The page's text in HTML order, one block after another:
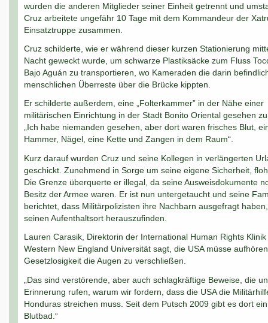
wurden die anderen Mitglieder seiner Einheit getrennt und
Cruz arbeitete ungefähr 10 Tage mit dem Kommandeur der
Einsatztruppe zusammen.
Cruz schilderte, wie er während dieser kurzen Stationierung
Nacht geweckt wurde, um schwarze Plastiksäcke zum Fluss
Bajo Aguán zu transportieren, wo Kameraden die darin
menschlichen Überreste über die Brücke kippten.
Er schilderte außerdem, eine „Folterkammer” in der Nähe einer
militärischen Einrichtung in der Stadt Bonito Oriental gesehen
„Ich habe niemanden gesehen, aber dort waren frisches Blut,
Hammer, Nägel, eine Kette und Zangen in dem Raum“.
Kurz darauf wurden Cruz und seine Kollegen in verlängerten
geschickt. Zunehmend in Sorge um seine eigene Sicherheit,
Die Grenze überquerte er illegal, da seine Ausweisdokumente
Besitz der Armee waren. Er ist nun untergetaucht und seine
berichtet, dass Militärpolizisten ihre Nachbarn ausgefragt
seinen Aufenthaltsort herauszufinden.
Lauren Carasik, Direktorin der International Human Rights
Western New England Universität sagt, die USA müsse
Gesetzlosigkeit die Augen zu verschließen.
„Das sind verstörende, aber auch schlagkräftige Beweise, die
Erinnerung rufen, warum wir fordern, dass die USA die
Honduras streichen muss. Seit dem Putsch 2009 gibt es dort ein
Blutbad.“